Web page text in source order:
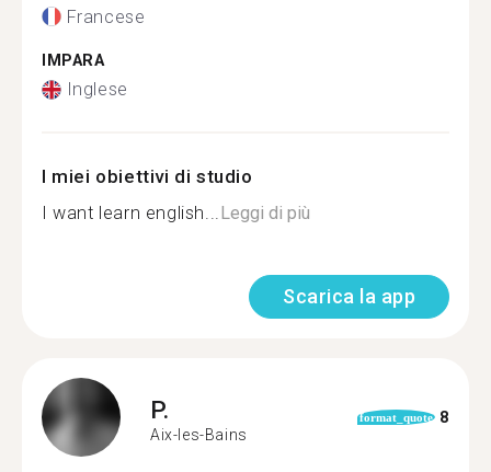
Francese
IMPARA
Inglese
I miei obiettivi di studio
I want learn english...Leggi di più
Scarica la app
P.
Aix-les-Bains
format_quote 8